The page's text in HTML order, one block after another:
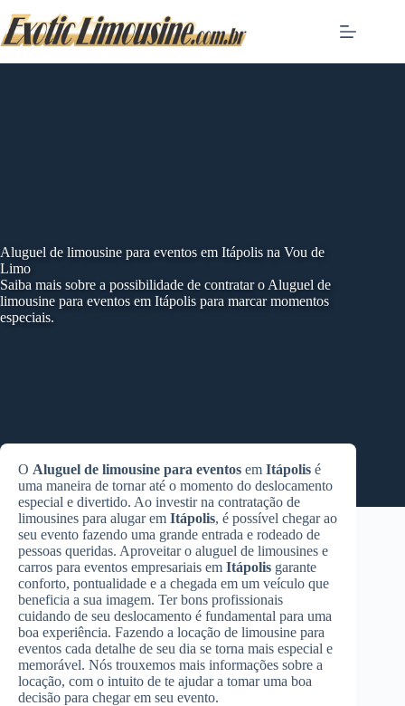
to
content
Aluguel de limousine para eventos em Itápolis na Vou de
Limo
Saiba mais sobre a possibilidade de contratar o Aluguel de
limousine para eventos em Itápolis para marcar momentos
especiais.
O Aluguel de limousine para eventos em Itápolis é
uma maneira de tornar até o momento do deslocamento
especial e divertido. Ao investir na contratação de
limousines para alugar em Itápolis, é possível chegar ao
seu evento fazendo uma grande entrada e rodeado de
pessoas queridas. Aproveitar o aluguel de limousines e
carros para eventos empresariais em Itápolis garante
conforto, pontualidade e a chegada em um veículo que
beneficia a sua imagem. Ter bons profissionais
cuidando de seu deslocamento é fundamental para uma
boa experiência. Fazendo a locação de limousine para
eventos cada detalhe de seu dia se torna mais especial e
memorável. Nós trouxemos mais informações sobre a
locação, com o intuito de te ajudar a tomar uma boa
decisão para chegar em seu evento.